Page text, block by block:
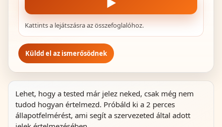
Kattints a lejátszásra az összefoglalóhoz.
Küldd el az ismerősödnek
Lehet, hogy a tested már jelez neked, csak még nem
tudod hogyan értelmezd. Próbáld ki a 2 perces
állapotfelmérést, ami segít a szervezeted által adott